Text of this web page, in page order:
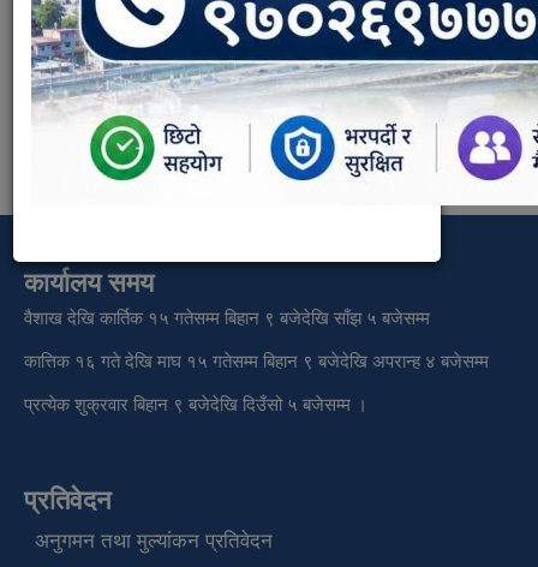
सरसफाई तथा वातावरण प्रवर्दन शाखा
Weight:
13
कार्यालय समय
वैशाख देखि कार्तिक १५ गतेसम्म बिहान ९ बजेदेखि साँझ ५ बजेसम्म
कात्तिक १६ गते देखि माघ १५ गतेसम्म बिहान ९ बजेदेखि अपरान्ह ४ बजेसम्म
प्रत्येक शुक्रवार बिहान ९ बजेदेखि दिउँसो ५ बजेसम्म ।
प्रतिवेदन
अनुगमन तथा मुल्यांकन प्रतिवेदन